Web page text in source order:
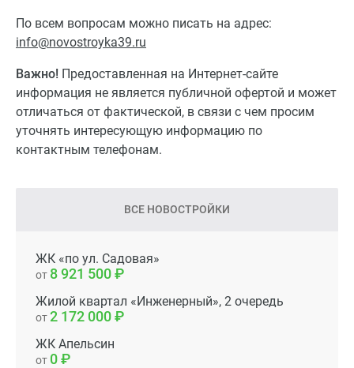
По всем вопросам можно писать на адрес:
info@novostroyka39.ru
Важно! Предоставленная на Интернет-сайте
информация не является публичной офертой и может
отличаться от фактической, в связи с чем просим
уточнять интересующую информацию по
контактным телефонам.
ВСЕ НОВОСТРОЙКИ
ЖК «по ул. Садовая»
от 8 921 500
Жилой квартал «Инженерный», 2 очередь
от2 172 000
ЖК Апельсин
от 0